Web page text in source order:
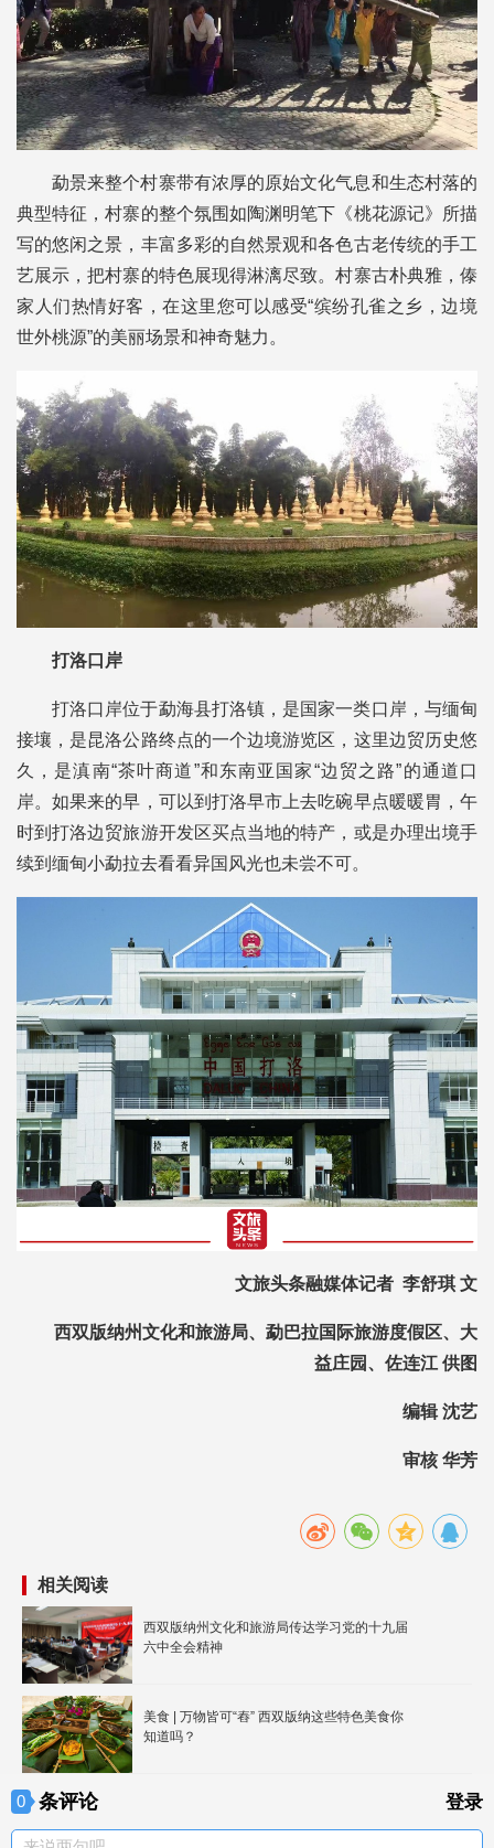
勐景来整个村寨带有浓厚的原始文化气息和生态村落的
典型特征，村寨的整个氛围如陶渊明笔下《桃花源记》所描
写的悠闲之景，丰富多彩的自然景观和各色古老传统的手工
艺展示，把村寨的特色展现得淋漓尽致。村寨古朴典雅，傣
家人们热情好客，在这里您可以感受“缤纷孔雀之乡，边境
世外桃源”的美丽场景和神奇魅力。
打洛口岸
打洛口岸位于勐海县打洛镇，是国家一类口岸，与缅甸
接壤，是昆洛公路终点的一个边境游览区，这里边贸历史悠
久，是滇南“茶叶商道”和东南亚国家“边贸之路”的通道口
岸。如果来的早，可以到打洛早市上去吃碗早点暖暖胃，午
时到打洛边贸旅游开发区买点当地的特产，或是办理出境手
续到缅甸小勐拉去看看异国风光也未尝不可。
文旅头条融媒体记者 李舒琪 文
西双版纳州文化和旅游局、勐巴拉国际旅游度假区、大
益庄园、佐连江 供图
编辑 沈艺
审核 华芳
相关阅读
西双版纳州文化和旅游局传达学习党的十九届
六中全会精神
美食 | 万物皆可“舂” 西双版纳这些特色美食你
知道吗？
0 条评论 登录